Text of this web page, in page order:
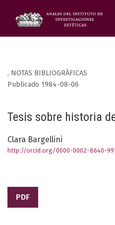
, NOTAS BIBLIOGRÁFICAS
Tesis sobre historia
Publicado 1984-08-06
Clara Bargellini
http://orcid.org/0000-0002-8640-
PDF